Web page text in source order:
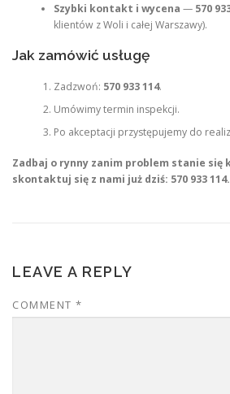
Szybki kontakt i wycena — 570
klientów z Woli i całej Warszawy).
Jak zamówić usługę
Zadzwoń: 570 933 114.
Umówimy termin inspekcji.
Po akceptacji przystępujemy do
Zadbaj o rynny zanim problem stanie się
skontaktuj się z nami już dziś: 570 933 114.
LEAVE A REPLY
COMMENT *